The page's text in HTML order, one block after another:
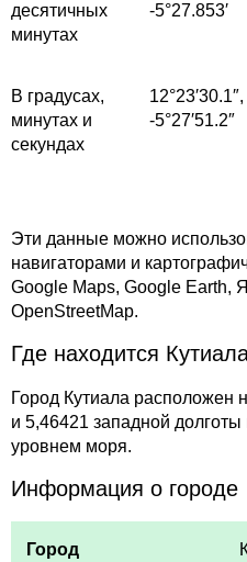
десятичных
минутах
-5°27.853′
В градусах,
минутах и
секундах
12°23′30.1″,
-5°27′51.2″
Эти данные можно
навигаторами и
Google Maps, Google Earth,
OpenStreetMap.
Где находится
Город Кутиала расположен
и 5,46421 западной
уровнем моря.
Информация о городе
Город